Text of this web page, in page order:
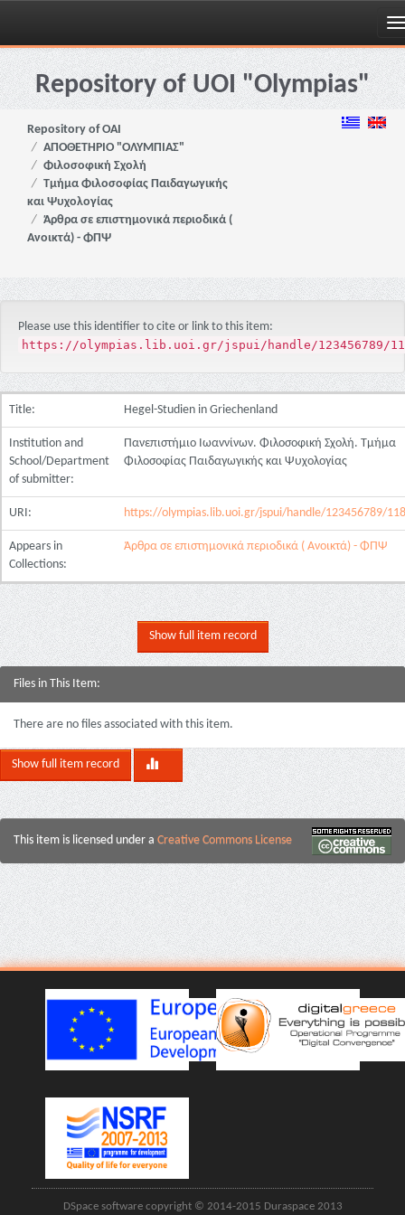
Skip
navigationRepository of UOI "Olympias"
Repository of OAI
ΑΠΟΘΕΤΗΡΙΟ "ΟΛΥΜΠΙΑΣ"
Φιλοσοφική Σχολή
Τμήμα Φιλοσοφίας Παιδαγωγικής
και Ψυχολογίας
Άρθρα σε επιστημονικά περιοδικά (
Ανοικτά) - ΦΠΨ
Please use this identifier to cite or link to this item:
https://olympias.lib.uoi.gr/jspui/handle/123456789/
Title: Hegel-Studien in Griechenland
Institution and
School/Department
of submitter:
Πανεπιστήμιο Ιωαννίνων. Φιλοσοφική Σχολή. Τμήμα
Φιλοσοφίας Παιδαγωγικής και Ψυχολογίας
URI: https://olympias.lib.uoi.gr/jspui/handle/123456789/
Appears in
Collections:
Άρθρα σε επιστημονικά περιοδικά ( Ανοικτά) - ΦΠΨ
Show full item record
Files in This Item:
There are no files associated with this item.
Show full item record
This item is licensed under a Creative Commons License
DSpace software copyright © 2014-2015 Duraspace 2013